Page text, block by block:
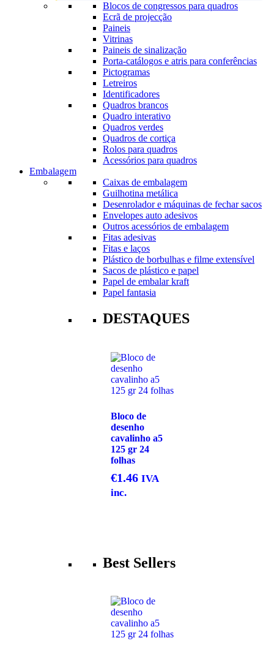
Blocos de congressos para quadros
Ecrã de projecção
Paineis
Vitrinas
Paineis de sinalização
Porta-catálogos e atris para conferências
Pictogramas
Letreiros
Identificadores
Quadros brancos
Quadro interativo
Quadros verdes
Quadros de cortiça
Rolos para quadros
Acessórios para quadros
Embalagem
Caixas de embalagem
Guilhotina metálica
Desenrolador e máquinas de fechar sacos
Envelopes auto adesivos
Outros acessórios de embalagem
Fitas adesivas
Fitas e laços
Plástico de borbulhas e filme extensível
Sacos de plástico e papel
Papel de embalar kraft
Papel fantasia
DESTAQUES
Bloco de
desenho
cavalinho a5
125 gr 24
folhas
€1.46 IVA
inc.
Best Sellers